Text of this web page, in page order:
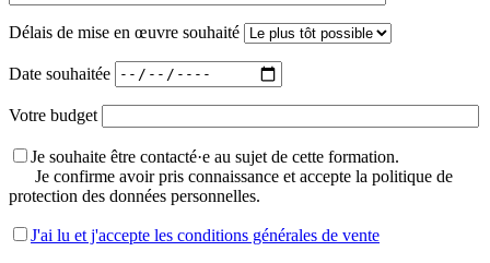
Délais de mise en œuvre souhaité
Date souhaitée
Votre budget
Je souhaite être contacté·e au sujet de cette formation.
Je confirme avoir pris connaissance et accepte la politique de
protection des données personnelles.
J'ai lu et j'accepte les conditions générales de vente